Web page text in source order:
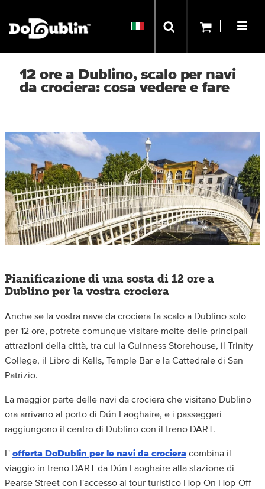
12 ore a Dublino, scalo per navi
da crociera: cosa vedere e fare
Pianificazione di una sosta di 12 ore a
Dublino per la vostra crociera
Anche se la vostra nave da crociera fa scalo a Dublino solo
per 12 ore, potrete comunque visitare molte delle principali
attrazioni della città, tra cui la Guinness Storehouse, il Trinity
College, il Libro di Kells, Temple Bar e la Cattedrale di San
Patrizio.
La maggior parte delle navi da crociera che visitano Dublino
ora arrivano al porto di Dún Laoghaire, e i passeggeri
raggiungono il centro di Dublino con il treno DART.
L' offerta DoDublin per le navi da crociera combina il
viaggio in treno DART da Dún Laoghaire alla stazione di
Pearse Street con l'accesso al tour turistico Hop-On Hop-Off